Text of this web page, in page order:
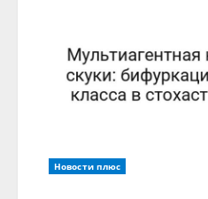
Новости плюс